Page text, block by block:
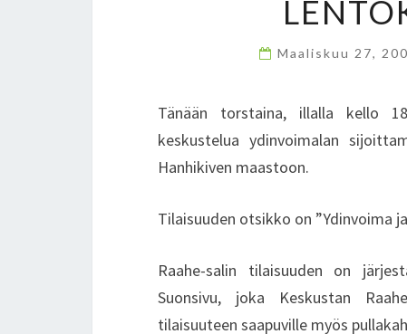
Maaliskuu 27,
Tänään torstaina, illalla kello
keskustelua ydinvoimalan
Hanhikiven maastoon.
Tilaisuuden otsikko on ”Ydinvoima
Raahe-salin tilaisuuden on
Suonsivu, joka Keskustan
tilaisuuteen saapuville myös